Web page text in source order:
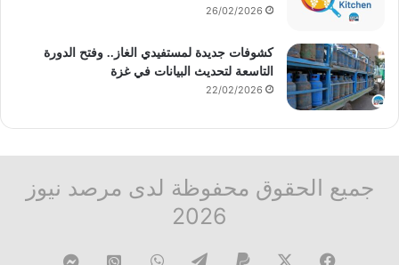
26/02/2026
كشوفات جديدة لمستفيدي الغاز.. وفتح الدورة
التاسعة لتحديث البيانات في غزة
22/02/2026
جميع الحقوق محفوظة لدى مرصد نيوز
2026
فيسبوك ‏Paypal تيلقرامواتسابقناة ماسنجر